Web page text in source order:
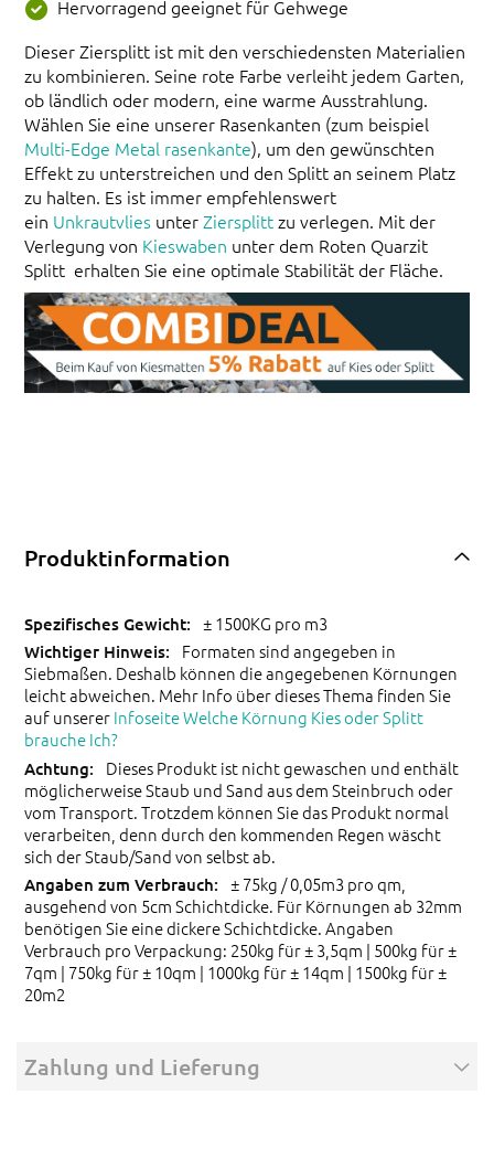
Hervorragend geeignet für Gehwege
Dieser Ziersplitt ist mit den verschiedensten Materialien
zu kombinieren. Seine rote Farbe verleiht jedem Garten,
ob ländlich oder modern, eine warme Ausstrahlung.
Wählen Sie eine unserer Rasenkanten (zum beispiel
Multi-Edge Metal rasenkante), um den gewünschten
Effekt zu unterstreichen und den Splitt an seinem Platz
zu halten. Es ist immer empfehlenswert
ein Unkrautvlies unterZiersplittzu verlegen. Mit der
Verlegung von Kieswaben unter dem Roten Quarzit
Splitt erhalten Sie eine optimale Stabilität der Fläche.
Produktinformation
± 1500KG pro m3
Formaten sind angegeben in
Siebmaßen. Deshalb können die angegebenen Körnungen
leicht abweichen. Mehr Info über dieses Thema finden Sie
auf unsererInfoseite Welche Körnung Kies oder Splitt
brauche Ich?
Dieses Produkt ist nicht gewaschen und enthält
möglicherweise Staub und Sand aus dem Steinbruch oder
vom Transport. Trotzdem können Sie das Produkt normal
verarbeiten, denn durch den kommenden Regen wäscht
sich der Staub/Sand von selbst ab.
± 75kg / 0,05m3 pro qm,
ausgehend von 5cm Schichtdicke. Für Körnungen ab 32mm
benötigen Sie eine dickere Schichtdicke. Angaben
Verbrauch pro Verpackung: 250kg für ± 3,5qm | 500kg für ±
7qm | 750kg für ± 10qm | 1000kg für ± 14qm | 1500kg für ±
20m2
Zahlung und Lieferung